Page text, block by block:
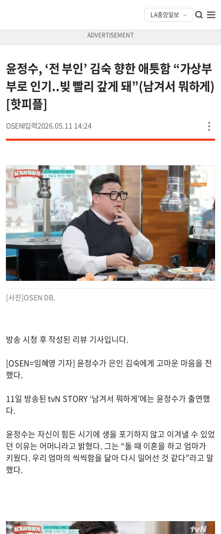
윤정수, ‘전 부인’ 김숙 향한 애틋함 “가상부
부로 인기..빚 빨리 갚게 돼”(남겨서 뭐하게)
[핫피플]
OSEN 2026.05.11 14:24
[사진]OSEN DB.
방송 시청 후 작성된 리뷰 기사입니다.
[OSEN=임혜영 기자] 윤정수가 은인 김숙에게 고마운 마음을 전
했다.
11일 방송된 tvN STORY ‘남겨서 뭐하게’에는 윤정수가 출연했
다.
윤정수는 자신이 힘든 시기에 생을 포기하지 않고 이겨낼 수 있었
던 이유는 어머니라고 밝혔다. 그는 “돌 때 이혼을 하고 엄마가
키웠다. 우리 엄마의 씩씩함을 닮아 다시 일어선 것 같다”라고 말
했다.